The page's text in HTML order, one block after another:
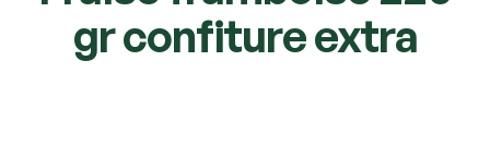
gr confiture extra